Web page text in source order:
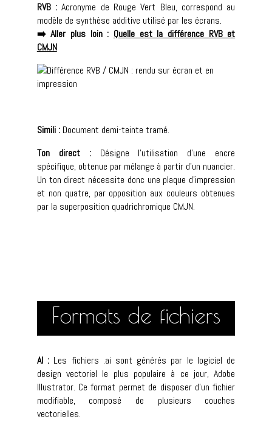
RVB : Acronyme de Rouge Vert Bleu, correspond au
modèle de synthèse additive utilisé par les écrans.
➡️ Aller plus loin : Quelle est la différence RVB et
CMJN
Simili :Document demi-teinte tramé.
Ton direct : Désigne l’utilisation d’une encre
spécifique, obtenue par mélange à partir d’un nuancier.
Un ton direct nécessite donc une plaque d’impression
et non quatre, par opposition aux couleurs obtenues
par la superposition quadrichromique CMJN.
Formats de fichiers
AI : Les fichiers .ai sont générés par le logiciel de
design vectoriel le plus populaire à ce jour, Adobe
Illustrator. Ce format permet de disposer d’un fichier
modifiable, composé de plusieurs couches
vectorielles.